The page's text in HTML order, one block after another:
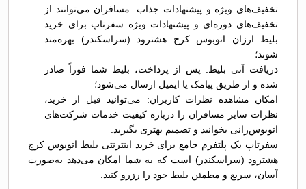
تخفیف‌های ویژه و پیشنهادات جذاب: مسافران می‌توانند از
تخفیف‌های دوره‌ای و پیشنهادات ویژه سفرتاپ برای خرید
بلیط ارزان اتوبوس کرج هشترود (سراسکندر) بهره‌مند
شوند؛
دریافت آنی بلیط: پس از پرداخت، بلیط شما فوراً صادر
شده و از طریق پیامک یا ایمیل ارسال می‌شود؛
امکان مشاهده نظرات کاربران: می‌توانید قبل از خرید،
نظرات سایر مسافران را درباره کیفیت خدمات شرکت‌های
اتوبوس‌رانی بخوانید و تصمیم بهتری بگیرید.
سفرتاپ یک پلتفرم جامع برای خرید اینترنتی بلیط اتوبوس کرج
هشترود (سراسکندر) است که به شما امکان می‌دهد به‌صورت
آسان، سریع و مطمئن بلیط خود را رزرو کنید.